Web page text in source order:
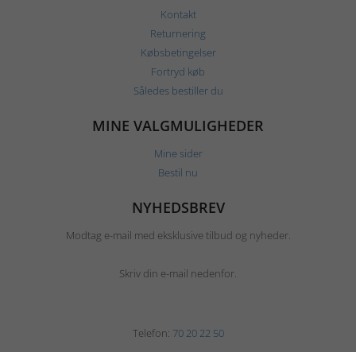
Kontakt
Returnering
Købsbetingelser
Fortryd køb
Således bestiller du
MINE VALGMULIGHEDER
Mine sider
Bestil nu
NYHEDSBREV
Modtag e-mail med eksklusive tilbud og nyheder.
Skriv din e-mail nedenfor.
Telefon: 70 20 22 50